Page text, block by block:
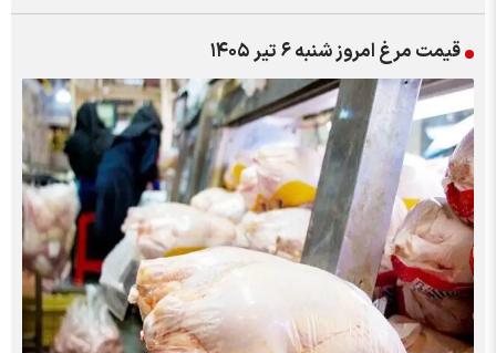
قیمت مرغ امروز شنبه ۶ تیر ۱۴۰۵